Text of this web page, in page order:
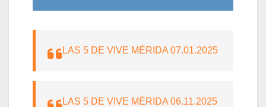
LAS 5 DE VIVE MÉRIDA 07.01.2025
LAS 5 DE VIVE MÉRIDA 06.11.2025